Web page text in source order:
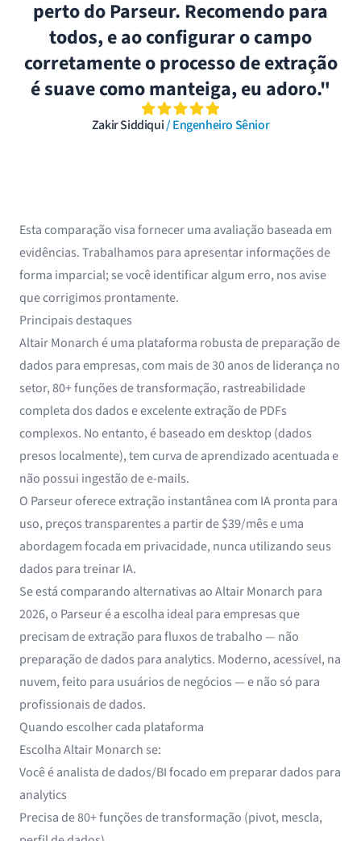
perto do Parseur. Recomendo para
todos, e ao configurar o campo
corretamente o processo de extração
é suave como manteiga, eu adoro."
Zakir Siddiqui/ Engenheiro Sênior
Esta comparação visa fornecer uma avaliação baseada em
evidências. Trabalhamos para apresentar informações de
forma imparcial; se você identificar algum erro, nos avise
que corrigimos prontamente.
Principais destaques
Altair Monarch é uma plataforma robusta de preparação de
dados para empresas, com mais de 30 anos de liderança no
setor, 80+ funções de transformação, rastreabilidade
completa dos dados e excelente extração de PDFs
complexos. No entanto, é baseado em desktop (dados
presos localmente), tem curva de aprendizado acentuada e
não possui ingestão de e-mails.
O Parseur oferece extração instantânea com IA pronta para
uso, preços transparentes a partir de $39/mês e uma
abordagem focada em privacidade, nunca utilizando seus
dados para treinar IA.
Se está comparando alternativas ao Altair Monarch para
2026, o Parseur é a escolha ideal para empresas que
precisam de extração para fluxos de trabalho — não
preparação de dados para analytics. Moderno, acessível, na
nuvem, feito para usuários de negócios — e não só para
profissionais de dados.
Quando escolher cada plataforma
Escolha Altair Monarch se:
Você é analista de dados/BI focado em preparar dados para
analytics
Precisa de 80+ funções de transformação (pivot, mescla,